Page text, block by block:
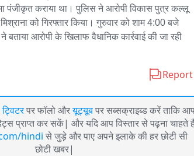
पंजीकृत कराया था। पुलिस ने आरोपी विकास पुत्र कल्लू
मिश्राना को गिरफ्तार किया। गुरुवार को शाम 4:00 बजे
ने बताया आरोपी के खिलाफ वैधानिक कार्रवाई की जा रही
Report
ट्विटर पर फॉलो औरयूट्यूब पर सब्सक्राइब्ड करें ताकि
प्राप्त कर सकें| और यदि आप विस्तार से पढ़ना चाहते
hindi से जुड़े और पाए अपने इलाके की हर छोटी सी
छोटी खबर|